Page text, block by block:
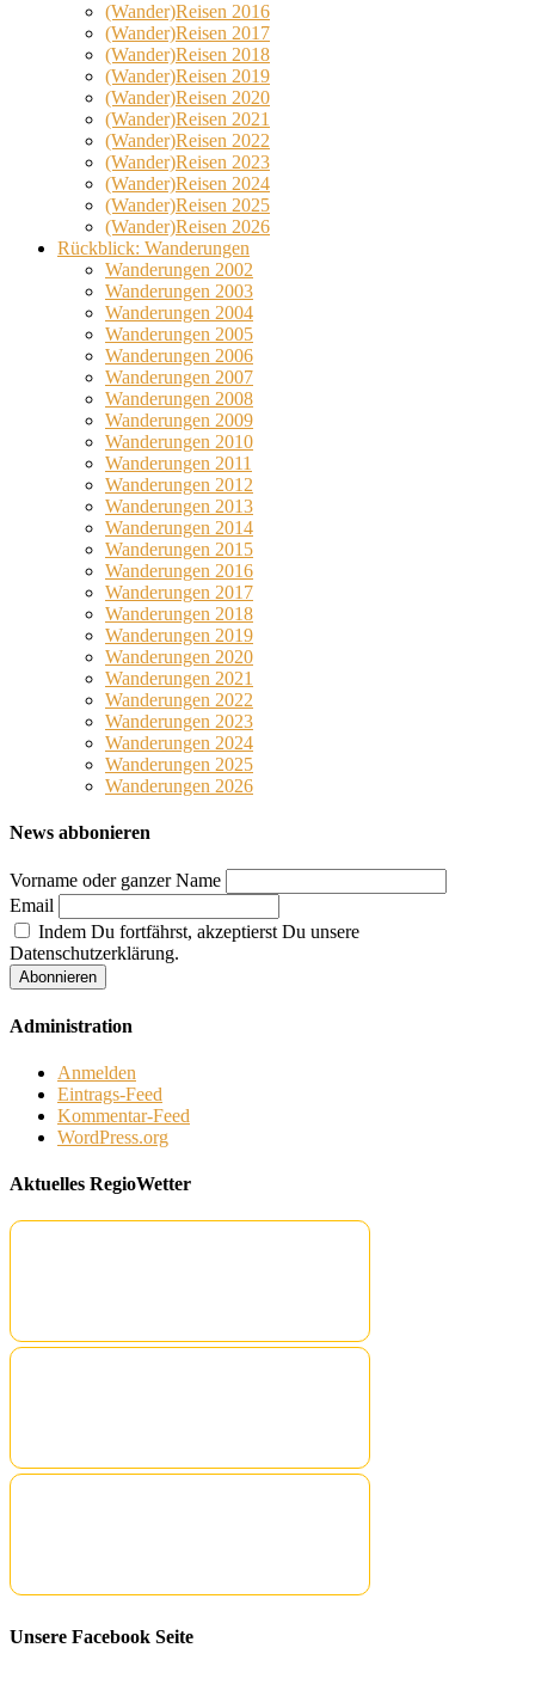
(Wander)Reisen 2016
(Wander)Reisen 2017
(Wander)Reisen 2018
(Wander)Reisen 2019
(Wander)Reisen 2020
(Wander)Reisen 2021
(Wander)Reisen 2022
(Wander)Reisen 2023
(Wander)Reisen 2024
(Wander)Reisen 2025
(Wander)Reisen 2026
Rückblick: Wanderungen
Wanderungen 2002
Wanderungen 2003
Wanderungen 2004
Wanderungen 2005
Wanderungen 2006
Wanderungen 2007
Wanderungen 2008
Wanderungen 2009
Wanderungen 2010
Wanderungen 2011
Wanderungen 2012
Wanderungen 2013
Wanderungen 2014
Wanderungen 2015
Wanderungen 2016
Wanderungen 2017
Wanderungen 2018
Wanderungen 2019
Wanderungen 2020
Wanderungen 2021
Wanderungen 2022
Wanderungen 2023
Wanderungen 2024
Wanderungen 2025
Wanderungen 2026
News abbonieren
Vorname oder ganzer Name
Email
Indem Du fortfährst, akzeptierst Du unsere
Datenschutzerklärung.
Administration
Anmelden
Eintrags-Feed
Kommentar-Feed
WordPress.org
Aktuelles RegioWetter
Unsere Facebook Seite